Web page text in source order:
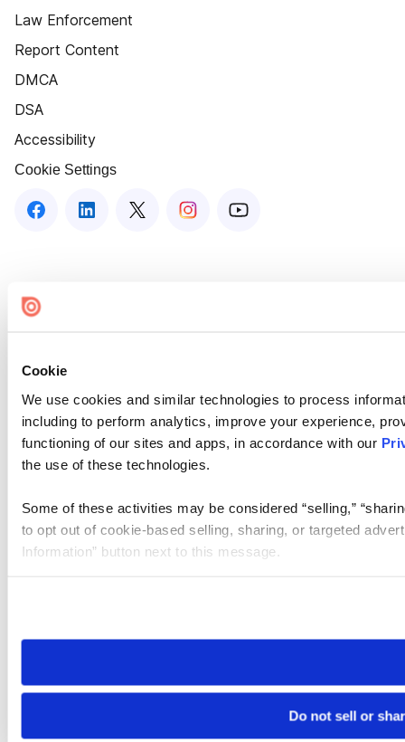
Cookie
We use cookies and similar technologies to process
including to perform analytics, improve your experience,
functioning of our sites and apps, in accordance with our
the use of these technologies.
Some of these activities may be considered “selling,”
to opt out of cookie-based selling, sharing, or targeted
Information” button next to this message.
need to be set again.
Do not sell or
Law Enforcement
Report Content
DMCA
DSA
Accessibility
Cookie Settings